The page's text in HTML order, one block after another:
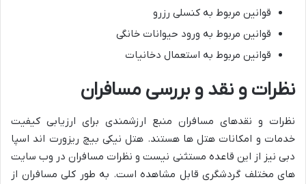
قوانین مربوط به کنسلی رزرو
قوانین مربوط به ورود حیوانات خانگی
قوانین مربوط به استعمال دخانیات
نظرات و نقد و بررسی مسافران
نظرات و نقدهای مسافران منبع ارزشمندی برای ارزیابی کیفیت
خدمات و امکانات هتل ها هستند. هتل نیکی بیچ ریزورت اند اسپا
دبی نیز از این قاعده مستثنی نیست و نظرات مسافران در وب سایت
های مختلف گردشگری قابل مشاهده است. به طور کلی مسافران از